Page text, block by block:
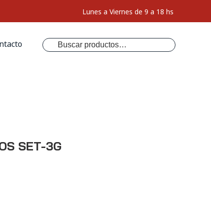
Lunes a Viernes de 9 a 18 hs
Buscar
SET-3G